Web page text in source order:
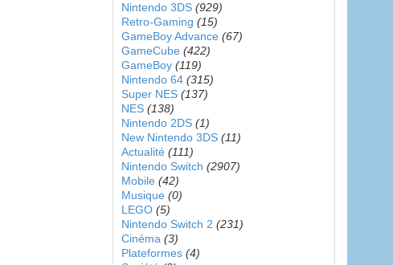
Nintendo 3DS (929)
Retro-Gaming (15)
GameBoy Advance (67)
GameCube (422)
GameBoy (119)
Nintendo 64 (315)
Super NES (137)
NES (138)
Nintendo 2DS (1)
New Nintendo 3DS (11)
Actualité (111)
Nintendo Switch (2907)
Mobile (42)
Musique (0)
LEGO (5)
Nintendo Switch 2 (231)
Cinéma (3)
Plateformes (4)